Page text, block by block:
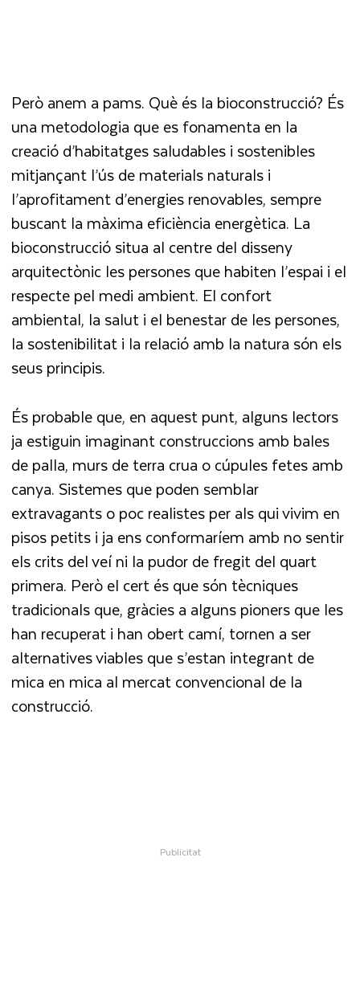
Però anem a pams. Què és la bioconstrucció? És
una metodologia que es fonamenta en la
creació d’habitatges saludables i sostenibles
mitjançant l’ús de materials naturals i
l’aprofitament d’energies renovables, sempre
buscant la màxima eficiència energètica. La
bioconstrucció situa al centre del disseny
arquitectònic les persones que habiten l’espai i el
respecte pel medi ambient. El confort
ambiental, la salut i el benestar de les persones,
la sostenibilitat i la relació amb la natura són els
seus principis.
És probable que, en aquest punt, alguns lectors
ja estiguin imaginant construccions amb bales
de palla, murs de terra crua o cúpules fetes amb
canya. Sistemes que poden semblar
extravagants o poc realistes per als qui vivim en
pisos petits i ja ens conformaríem amb no sentir
els crits del veí ni la pudor de fregit del quart
primera. Però el cert és que són tècniques
tradicionals que, gràcies a alguns pioners que les
han recuperat i han obert camí, tornen a ser
alternatives viables que s’estan integrant de
mica en mica al mercat convencional de la
construcció.